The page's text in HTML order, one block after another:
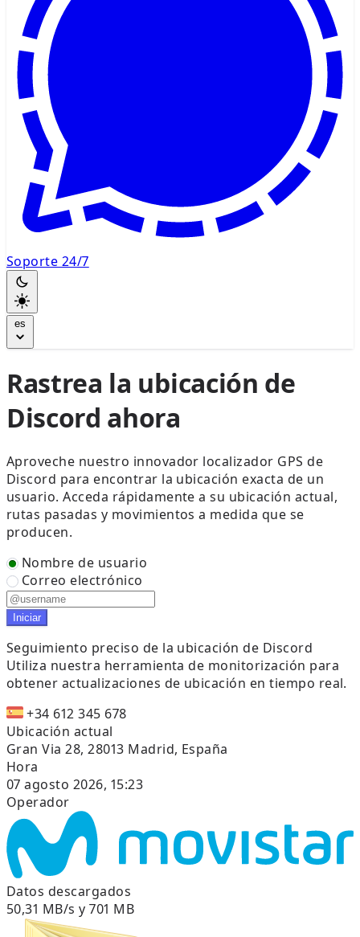
Soporte 24/7
es
Rastrea la ubicación de
Discord ahora
Aproveche nuestro innovador localizador GPS de
Discord para encontrar la ubicación exacta de un
usuario. Acceda rápidamente a su ubicación actual,
rutas pasadas y movimientos a medida que se
producen.
Nombre de usuario
Correo electrónico
Iniciar
Seguimiento preciso de la ubicación de Discord
Utiliza nuestra herramienta de monitorización para
obtener actualizaciones de ubicación en tiempo real.
+34 612 345 678
Ubicación actual
Gran Via 28, 28013 Madrid, España
Hora
07 agosto 2026, 15:23
Operador
Datos descargados
50,31 MB/s y 701 MB